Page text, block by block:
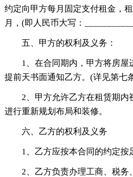
约定向甲方每月固定支付租金，
月，(即人民币大写：
五、甲方的权利及义务：
1、在合同期内，甲方将房屋
提前天书面通知乙方。(详见第七
2、甲方允许乙方在租赁期内
进行重新规划布局和装修。
六、乙方的权利及义务
1、乙方应按本合同的约定按
2、乙方负责办理工商、税务